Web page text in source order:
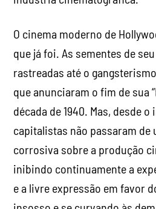
década de 1940. Mas, desde
capitalistas não passaram de
corrosiva sobre a produção
inibindo continuamente a
e a livre expressão em favor
insosso e se curvando às
classe dominante.
Apesar da trágica derrota da
1945-46, continua sendo um